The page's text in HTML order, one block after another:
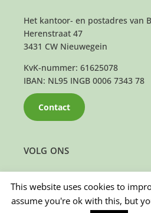
VOLG ONS
Het kantoor- en postadres van
Herenstraat 47
3431 CW Nieuwegein
KvK-nummer: 61625078
IBAN: NL95 INGB 0006 7343 78
Contact
This website uses cookies to
assume you're ok with this, but